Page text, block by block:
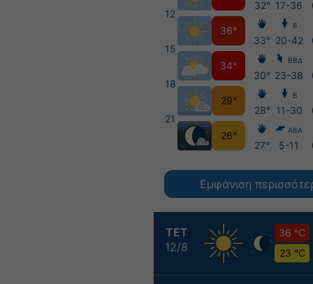
ΤΕΤ
12/8
36 °C
23 °C
12
15
18
21
36°
34°
29°
26°
32°
33°
30°
28°
27°
17-36
Β
20-42
ΒΒΔ
23-38
Β
11-30
ΑΒΑ
5-11
Εμφάνιση